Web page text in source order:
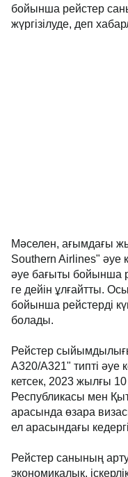
бойынша рейстер
жүргізілуде, деп
Мәселен, ағымдағы
Southern Airlines" әуе
әуе бағыты бойынша
ге дейін ұлғайтты.
бойынша рейстерді
болады.
Рейстер
А320/А321" типті әуе
кетсек, 2023 жылғы
Республикасы мен
арасында өзара
ел арасындағы
Рейстер санының
экономикалық,